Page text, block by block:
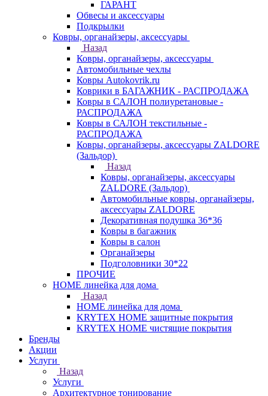
ГАРАНТ
Обвесы и аксессуары
Подкрылки
Ковры, органайзеры, аксессуары
Назад
Ковры, органайзеры, аксессуары
Автомобильные чехлы
Ковры Autokovrik.ru
Коврики в БАГАЖНИК - РАСПРОДАЖА
Ковры в САЛОН полиуретановые -
РАСПРОДАЖА
Ковры в САЛОН текстильные -
РАСПРОДАЖА
Ковры, органайзеры, аксессуары ZALDORE
(Зальдор)
Назад
Ковры, органайзеры, аксессуары
ZALDORE (Зальдор)
Автомобильные ковры, органайзеры,
аксессуары ZALDORE
Декоративная подушка 36*36
Ковры в багажник
Ковры в салон
Органайзеры
Подголовники 30*22
ПРОЧИЕ
HOME линейка для дома
Назад
HOME линейка для дома
KRYTEX HOME защитные покрытия
KRYTEX HOME чистящие покрытия
Бренды
Акции
Услуги
Назад
Услуги
Архитектурное тонирование